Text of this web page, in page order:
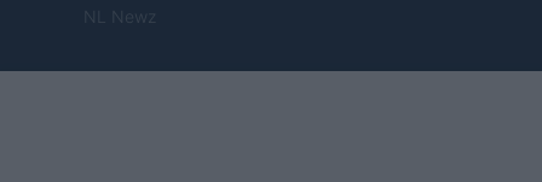
NL Newz